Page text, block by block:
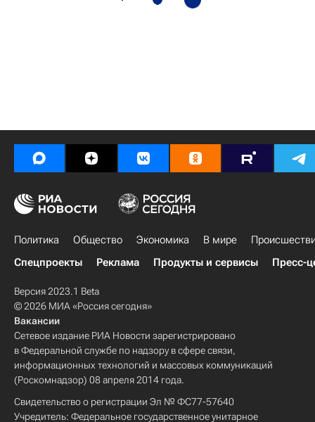
Политика Общество Экономика В мире
Спецпроекты
Реклама Продукты и сервисы Пресс-
Версия 2023.1 Beta
© 2026 МИА «Россия сегодня»
Вакансии
Сетевое издание РИА Новости зарегистрировано
в Федеральной службе по надзору в сфере связи,
информационных технологий и массовых коммуникаций
(Роскомнадзор) 08 апреля 2014 года.
Свидетельство о регистрации Эл № ФС77-57640
Учредитель: Федеральное государственное унитарное